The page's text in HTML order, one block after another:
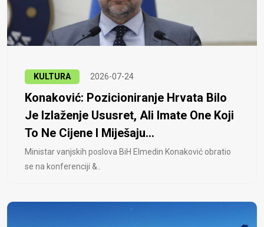
KULTURA 2026-07-24
Konaković: Pozicioniranje Hrvata Bilo
Je Izlaženje Ususret, Ali Imate One Koji
To Ne Cijene I Miješaju...
Ministar vanjskih poslova BiH Elmedin Konaković obratio
se na konferenciji &..